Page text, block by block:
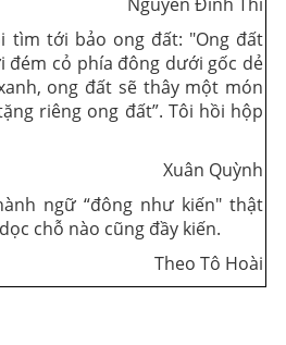
tìm tới bảo ong đất: "Ong đất
đém cỏ phía đông dưới gốc dẻ
ong đất sẽ thây một món
riêng ong đất”. Tôi hồi hộp
Xuân Quỳnh
ngữ “đông như kiến" thật
chỗ nào cũng đầy kiến.
Theo Tô Hoài